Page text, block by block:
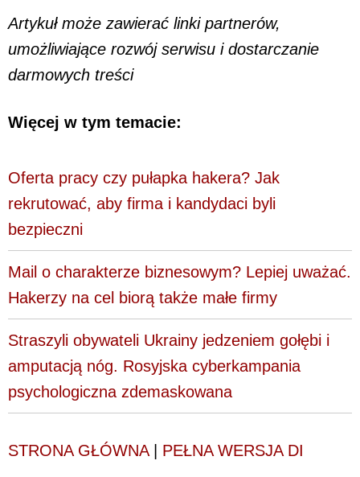
Artykuł może zawierać linki partnerów,
umożliwiające rozwój serwisu i dostarczanie
darmowych treści
Więcej w tym temacie:
Oferta pracy czy pułapka hakera? Jak
rekrutować, aby firma i kandydaci byli
bezpieczni
Mail o charakterze biznesowym? Lepiej uważać.
Hakerzy na cel biorą także małe firmy
Straszyli obywateli Ukrainy jedzeniem gołębi i
amputacją nóg. Rosyjska cyberkampania
psychologiczna zdemaskowana
STRONA GŁÓWNA| PEŁNA WERSJA DI